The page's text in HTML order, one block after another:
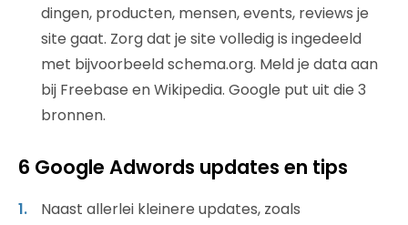
dingen, producten, mensen, events, reviews je
site gaat. Zorg dat je site volledig is ingedeeld
met bijvoorbeeld schema.org. Meld je data aan
bij Freebase en Wikipedia. Google put uit die 3
bronnen.
6 Google Adwords updates en tips
Naast allerlei kleinere updates, zoals